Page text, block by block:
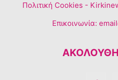
Πολιτική Cookies -
Επικοινωνία: